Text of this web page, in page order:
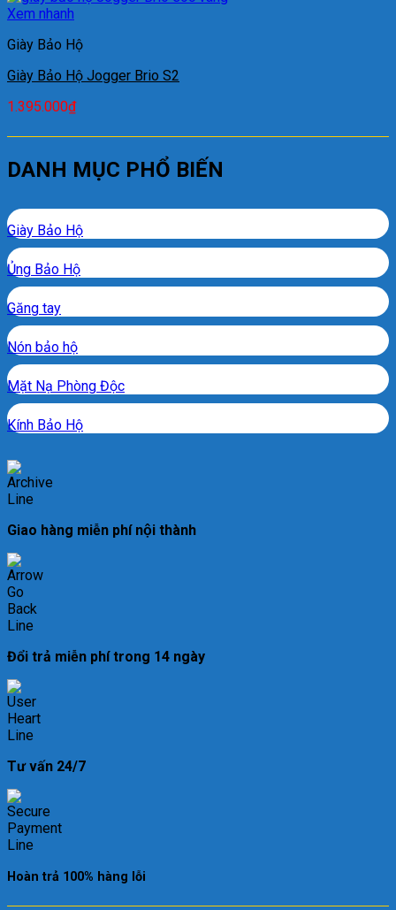
Xem nhanh
Giày Bảo Hộ
Giày Bảo Hộ Jogger Brio S2
1.395.000₫
DANH MỤC PHỔ BIẾN
Giày Bảo Hộ
Ủng Bảo Hộ
Găng tay
Nón bảo hộ
Mặt Nạ Phòng Độc
Kính Bảo Hộ
Giao hàng miễn phí nội thành
Đổi trả miễn phí trong 14 ngày
Tư vấn 24/7
Hoàn trả 100% hàng lỗi